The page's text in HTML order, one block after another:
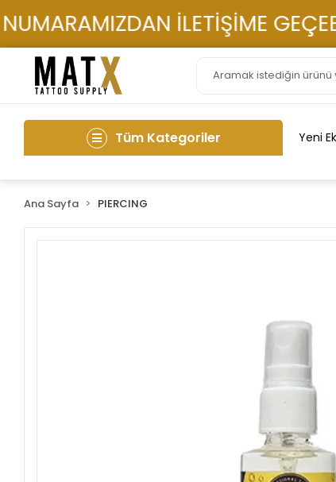
İLETİŞİME
Tüm Kategoriler Yeni
Ana Sayfa PIERCING